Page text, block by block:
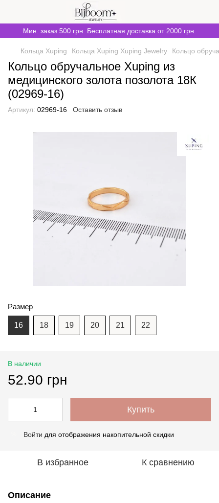
Мин. заказ 500 грн. Бесплатная доставка от 2000 грн.
Кольца Xuping Кольца Xuping Xuping Jewelry Кольцо
Кольцо обручальное Xuping из
медицинского золота позолота 18К
(02969-16)
Артикул: 02969-16 Оставить отзыв
Размер
16 18 19 20 21 22
В наличии
52.90 грн
Купить
Войти для отображения накопительной скидки
В избранное К сравнению
Описание